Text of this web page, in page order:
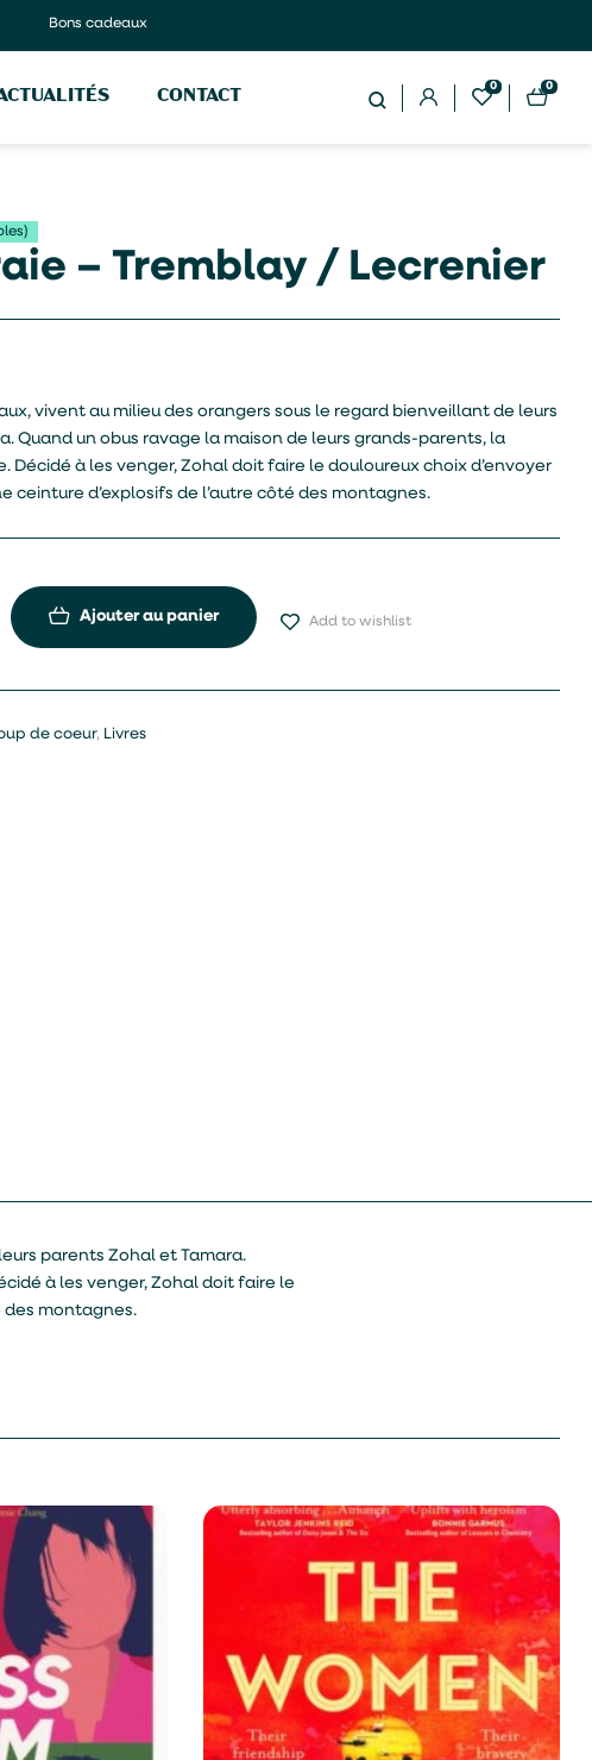
Bons cadeaux
CONTACT
0 0
– Tremblay / Lecrenier
vivent au milieu des orangers sous le regard bienveillant de leurs
Quand un obus ravage la maison de leurs grands-parents, la
Décidé à les venger, Zohal doit faire le douloureux choix d’envoyer
ceinture d’explosifs de l’autre côté des montagnes.
Ajouter au panier Add to wishlist
de coeur, Livres
parents Zohal et Tamara.
à les venger, Zohal doit faire le
des montagnes.